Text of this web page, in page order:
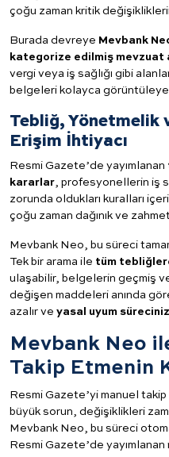
çoğu zaman kritik
Burada devreye Mevbank
kategorize edilmiş mevzuat
vergi veya iş sağlığı gibi
belgeleri kolayca
Tebliğ, Yönetmelik
Erişim İhtiyacı
Resmi Gazete’de yayımlanan
kararlar , profesyonellerin iş
zorunda oldukları kuralları
çoğu zaman dağınık ve
Mevbank Neo, bu süreci
Tek bir arama ile tüm
ulaşabilir, belgelerin geçmiş
değişen maddeleri anında
azalır ve yasal uyum
Mevbank Neo
Takip Etmenin
Resmi Gazete’yi manuel
büyük sorun, değişiklikleri
Mevbank Neo, bu süreci
Resmi Gazete’de